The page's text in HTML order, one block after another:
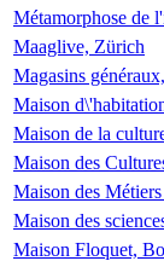
Métamorphose de
Maaglive, Zürich
Magasins
Maison
Maison de la
Maison des
Maison des
Maison des
Maison Floquet,